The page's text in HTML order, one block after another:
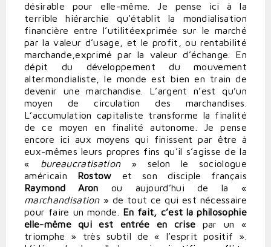
désirable pour elle-même. Je pense ici à la
terrible hiérarchie qu’établit la mondialisation
financière entre l’utilitéexprimée sur le marché
par la valeur d’usage, et le profit, ou rentabilité
marchande,exprimé par la valeur d’échange. En
dépit du développement du mouvement
altermondialiste, le monde est bien en train de
devenir une marchandise. L’argent n’est qu’un
moyen de circulation des marchandises.
L’accumulation capitaliste transforme la finalité
de ce moyen en finalité autonome. Je pense
encore ici aux moyens qui finissent par être à
eux-mêmes leurs propres fins qu’il s’agisse de la
« bureaucratisation» selon le sociologue
américain
Rostow et son disciple français
Raymond Aron ou aujourd’hui de la «
marchandisation» de tout ce qui est nécessaire
pour faire un monde.
En fait, c’est la philosophie
elle-même qui est entrée en crise par un «
triomphe » très subtil de « l’esprit positif ».